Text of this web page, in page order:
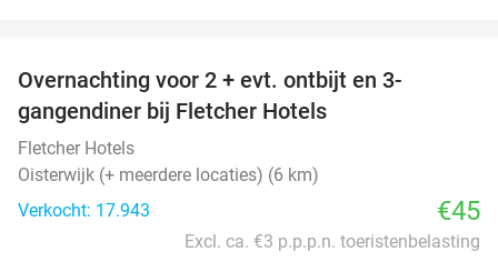
Overnachting voor 2 + evt. ontbijt en 3-
gangendiner bij Fletcher Hotels
Fletcher Hotels
Oisterwijk (+ meerdere locaties) (6 km)
Verkocht: 17.943
€45
Excl. ca. €3 p.p.p.n. toeristenbelasting